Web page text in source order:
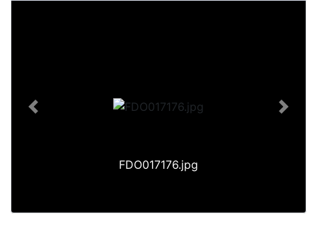
FDO017176.jpg
Previous Next